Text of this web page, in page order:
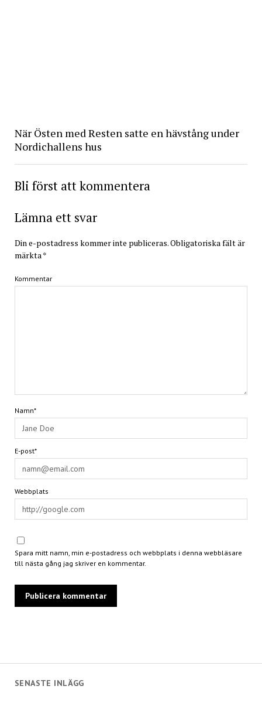
SENASTE INLÄGG
När Östen med Resten satte en hävstång under
Nordichallens hus
Bli först att kommentera
Lämna ett svar
Din e-postadress kommer inte publiceras.Obligatoriska fält är
märkta*
Kommentar
Namn*
E-post*
Webbplats
Spara mitt namn, min e-postadress och webbplats i denna webbläsare
till nästa gång jag skriver en kommentar.